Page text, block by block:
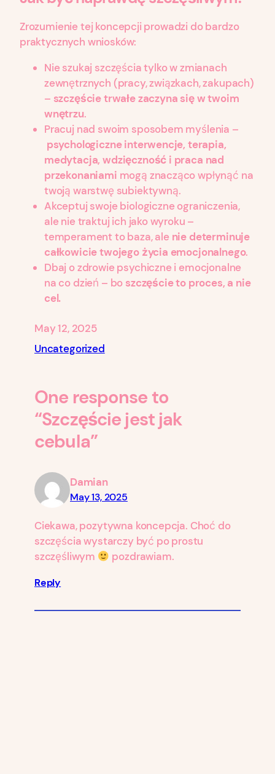
Zrozumienie tej koncepcji prowadzi do bardzo
praktycznych wniosków:
Nie szukaj szczęścia tylko w zmianach
zewnętrznych (pracy, związkach, zakupach)
– szczęście trwałe zaczyna się w twoim
wnętrzu.
Pracuj nad swoim sposobem myślenia –
psychologiczne interwencje, terapia,
medytacja, wdzięczność i praca nad
przekonaniami mogą znacząco wpłynąć na
twoją warstwę subiektywną.
Akceptuj swoje biologiczne ograniczenia,
ale nie traktuj ich jako wyroku –
temperament to baza, ale nie determinuje
całkowicie twojego życia emocjonalnego.
Dbaj o zdrowie psychiczne i emocjonalne
na co dzień – bo szczęście to proces, a nie
cel.
May 12, 2025
Uncategorized
One response to
“Szczęście jest jak
cebula”
Damian
May 13, 2025
Ciekawa, pozytywna koncepcja. Choć do
szczęścia wystarczy być po prostu
szczęśliwym
pozdrawiam.
Reply